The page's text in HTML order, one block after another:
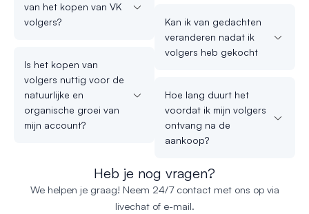
van het kopen van VK
volgers?
Is het kopen van
volgers nuttig voor de
natuurlijke en
organische groei van
mijn account?
Kan ik van gedachten
veranderen nadat ik
volgers heb gekocht
Hoe lang duurt het
voordat ik mijn volgers
ontvang na de
aankoop?
Heb je nog vragen?
We helpen je graag! Neem 24/7 contact met ons op via
livechat of e-mail.